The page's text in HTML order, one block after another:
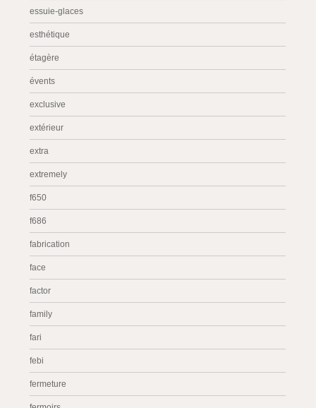
essuie-glaces
esthétique
étagère
évents
exclusive
extérieur
extra
extremely
f650
f686
fabrication
face
factor
family
fari
febi
fermeture